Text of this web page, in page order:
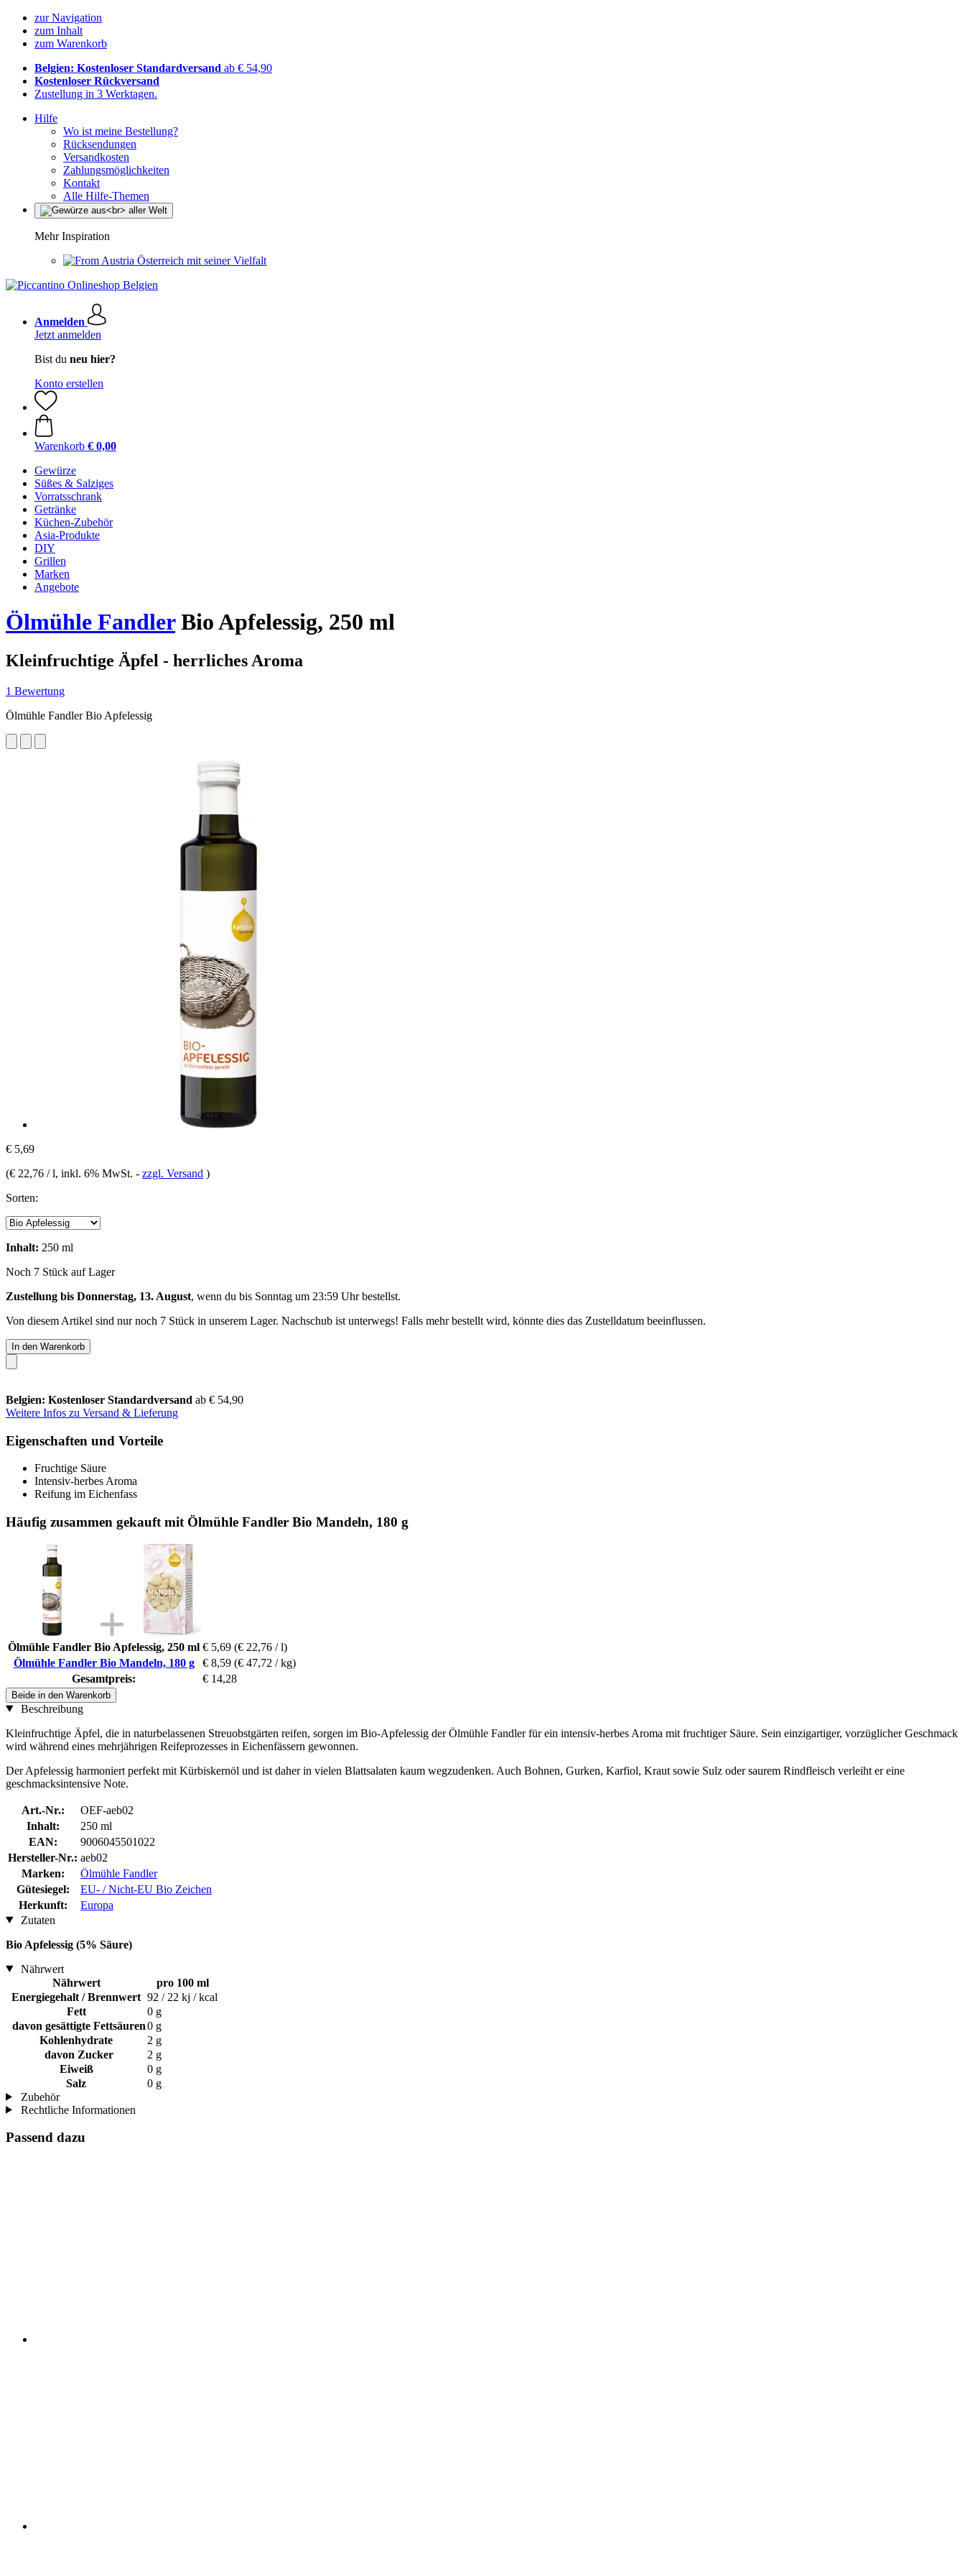
zur Navigation
zum Inhalt
zum Warenkorb
Belgien: Kostenloser Standardversand ab € 54,90
Kostenloser Rückversand
Zustellung in 3 Werktagen.
Hilfe
Wo ist meine Bestellung?
Rücksendungen
Versandkosten
Zahlungsmöglichkeiten
Kontakt
Alle Hilfe-Themen
Mehr Inspiration
Österreich mit seiner Vielfalt
Anmelden
Jetzt anmelden
Bist du neu hier?
Konto erstellen
Warenkorb € 0,00
Gewürze
Süßes & Salziges
Vorratsschrank
Getränke
Küchen-Zubehör
Asia-Produkte
DIY
Grillen
Marken
Angebote
Ölmühle FandlerBio Apfelessig, 250 ml
Kleinfruchtige Äpfel - herrliches Aroma
1 Bewertung
Ölmühle Fandler Bio Apfelessig
€ 5,69
(€ 22,76 / l, inkl. 6% MwSt. - zzgl. Versand )
Sorten:
Inhalt: 250 ml
Noch 7 Stück auf Lager
Zustellung bis Donnerstag, 13. August, wenn du bis Sonntag um 23:59 Uhrbestellst.
Von diesem Artikel sind nur noch 7 Stück in unserem Lager. Nachschub ist unterwegs! Falls mehr bestellt wird, könnte dies das Zustelldatum beeinflussen.
In den Warenkorb
Belgien: Kostenloser Standardversand ab € 54,90
Weitere Infos zu Versand & Lieferung
Eigenschaften und Vorteile
Fruchtige Säure
Intensiv-herbes Aroma
Reifung im Eichenfass
Häufig zusammen gekauft mit Ölmühle Fandler Bio Mandeln, 180 g
Ölmühle Fandler Bio Apfelessig, 250 ml € 5,69 (€ 22,76 / l)
Ölmühle Fandler Bio Mandeln, 180 g
€ 8,59 (€ 47,72 / kg)
Gesamtpreis:
€ 14,28
Beide in den Warenkorb
Beschreibung
Kleinfruchtige Äpfel, die in naturbelassenen Streuobstgärten reifen, sorgen im Bio-Apfelessig der Ölmühle Fandler für ein intensiv-herbes Aroma mit fruchtiger Säure. Sein einzigartiger, vorzüglicher Geschmack
wird während eines mehrjährigen Reifeprozesses in Eichenfässern gewonnen.
Der Apfelessig harmoniert perfekt mit Kürbiskernöl und ist daher in vielen Blattsalaten kaum wegzudenken. Auch Bohnen, Gurken, Karfiol, Kraut sowie Sulz oder saurem Rindfleisch verleiht er eine
geschmacksintensive Note.
Art.-Nr.:
OEF-aeb02
Inhalt:
250 ml
EAN:
9006045501022
Hersteller-Nr.: aeb02
Marken:
Ölmühle Fandler
Gütesiegel:
EU- / Nicht-EU Bio Zeichen
Herkunft:
Europa
Zutaten
Bio Apfelessig (5% Säure)
Nährwert
Nährwert
pro 100 ml
Energiegehalt / Brennwert 92 / 22 kj / kcal
Fett
0 g
davon gesättigte Fettsäuren0 g
Kohlenhydrate
2 g
davon Zucker
2 g
Eiweiß
0 g
Salz
0 g
Zubehör
Rechtliche Informationen
Passend dazu